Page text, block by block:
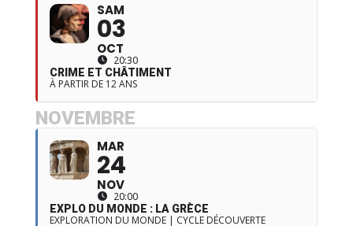
SAM
03
OCT
20:30
CRIME ET CHÂTIMENT
À PARTIR DE 12 ANS
NOVEMBRE
MAR
24
NOV
20:00
EXPLO DU MONDE : LA GRÈCE
EXPLORATION DU MONDE | CYCLE DÉCOUVERTE